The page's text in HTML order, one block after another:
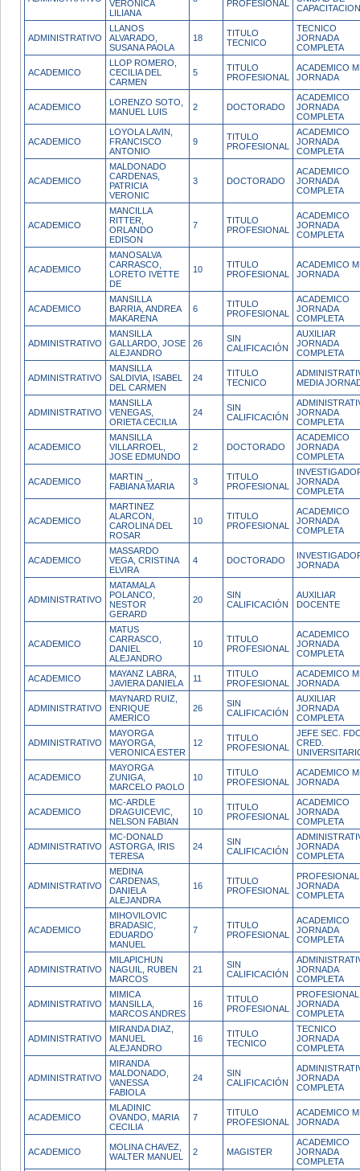
VERONICA
LILIANA
PROFESIONAL
CAPACITACION
ADMINISTRATIVO
LLANOS
ALVARADO,
SUSANA PAOLA
18
TITULO
TECNICO
TECNICO
JORNADA
COMPLETA
ACADEMICO
LLOP ROMERO,
CECILIA DEL
CARMEN
5
TITULO
PROFESIONAL
ACADEMICO
JORNADA
ACADEMICO
LORENZO SOTO,
MANUEL LUIS
2 DOCTORADO
ACADEMICO
JORNADA
COMPLETA
ACADEMICO
LOYOLA LAVIN,
FRANCISCO
ANTONIO
9
TITULO
PROFESIONAL
ACADEMICO
JORNADA
COMPLETA
ACADEMICO
MALDONADO
CARDENAS,
PATRICIA
VERONIC
3 DOCTORADO
ACADEMICO
JORNADA
COMPLETA
ACADEMICO
MANCILLA
RITTER,
ORLANDO
EDISON
7
TITULO
PROFESIONAL
ACADEMICO
JORNADA
COMPLETA
ACADEMICO
MANOSALVA
CARRASCO,
LORETO IVETTE
DE
10
TITULO
PROFESIONAL
ACADEMICO
JORNADA
ACADEMICO
MANSILLA
BARRIA, ANDREA
MAKARENA
6
TITULO
PROFESIONAL
ACADEMICO
JORNADA
COMPLETA
ADMINISTRATIVO
MANSILLA
GALLARDO, JOSE
ALEJANDRO
26
SIN
CALIFICACIÓN
AUXILIAR
JORNADA
COMPLETA
ADMINISTRATIVO
MANSILLA
SALDIVIA, ISABEL
DEL CARMEN
24
TITULO
TECNICO
MEDIA
ADMINISTRATIVO
MANSILLA
VENEGAS,
ORIETA CECILIA
24
SIN
CALIFICACIÓN
JORNADA
COMPLETA
ACADEMICO
MANSILLA
VILLARROEL,
JOSE EDMUNDO
2 DOCTORADO
ACADEMICO
JORNADA
COMPLETA
ACADEMICO
MARTIN _,
FABIANA MARIA
3
TITULO
PROFESIONAL
JORNADA
COMPLETA
ACADEMICO
MARTINEZ
ALARCON,
CAROLINA DEL
ROSAR
10
TITULO
PROFESIONAL
ACADEMICO
JORNADA
COMPLETA
ACADEMICO
MASSARDO
VEGA, CRISTINA
ELVIRA
4 DOCTORADO
JORNADA
ADMINISTRATIVO
MATAMALA
POLANCO,
NESTOR
GERARD
20
SIN
CALIFICACIÓN
AUXILIAR
DOCENTE
ACADEMICO
MATUS
CARRASCO,
DANIEL
ALEJANDRO
10
TITULO
PROFESIONAL
ACADEMICO
JORNADA
COMPLETA
ACADEMICO
MAYANZ LABRA,
JAVIERA DANIELA
11
TITULO
PROFESIONAL
ACADEMICO
JORNADA
ADMINISTRATIVO
MAYNARD RUIZ,
ENRIQUE
AMERICO
26
SIN
CALIFICACIÓN
AUXILIAR
JORNADA
COMPLETA
ADMINISTRATIVO
MAYORGA
MAYORGA,
VERONICA ESTER
12
TITULO
PROFESIONAL
JEFE SEC.
CRED.
ACADEMICO
MAYORGA
ZUNIGA,
MARCELO PAOLO
10
TITULO
PROFESIONAL
ACADEMICO
JORNADA
ACADEMICO
MC-ARDLE
DRAGUICEVIC,
NELSON FABIAN
10
TITULO
PROFESIONAL
ACADEMICO
JORNADA
COMPLETA
ADMINISTRATIVO
MC-DONALD
ASTORGA, IRIS
TERESA
24
SIN
CALIFICACIÓN
JORNADA
COMPLETA
ADMINISTRATIVO
MEDINA
CARDENAS,
DANIELA
ALEJANDRA
16
TITULO
PROFESIONAL
PROFESIONAL
JORNADA
COMPLETA
ACADEMICO
MIHOVILOVIC
BRADASIC,
EDUARDO
MANUEL
7
TITULO
PROFESIONAL
ACADEMICO
JORNADA
COMPLETA
ADMINISTRATIVO
MILAPICHUN
NAGUIL, RUBEN
MARCOS
21
SIN
CALIFICACIÓN
JORNADA
COMPLETA
ADMINISTRATIVO
MIMICA
MANSILLA,
MARCOS ANDRES
16
TITULO
PROFESIONAL
PROFESIONAL
JORNADA
COMPLETA
ADMINISTRATIVO
MIRANDA DIAZ,
MANUEL
ALEJANDRO
16
TITULO
TECNICO
TECNICO
JORNADA
COMPLETA
ADMINISTRATIVO
MIRANDA
MALDONADO,
VANESSA
FABIOLA
24
SIN
CALIFICACIÓN
JORNADA
COMPLETA
ACADEMICO
MLADINIC
OVANDO, MARIA
CECILIA
7
TITULO
PROFESIONAL
ACADEMICO
JORNADA
ACADEMICO
MOLINA CHAVEZ,
WALTER MANUEL
2 MAGISTER
ACADEMICO
JORNADA
COMPLETA